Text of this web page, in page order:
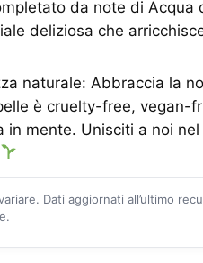
da note di Acqua
deliziosa che
naturale: Abbraccia la
è cruelty-free, vegan-
in mente. Unisciti a noi
Dati aggiornati all’ultimo